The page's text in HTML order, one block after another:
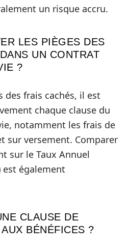
un risque accru.
LES PIÈGES DES
UN CONTRAT
?
des frais cachés, il est
chaque clause du
notamment les frais de
sur versement. Comparer
sur le Taux Annuel
est également
CLAUSE DE
BÉNÉFICES ?